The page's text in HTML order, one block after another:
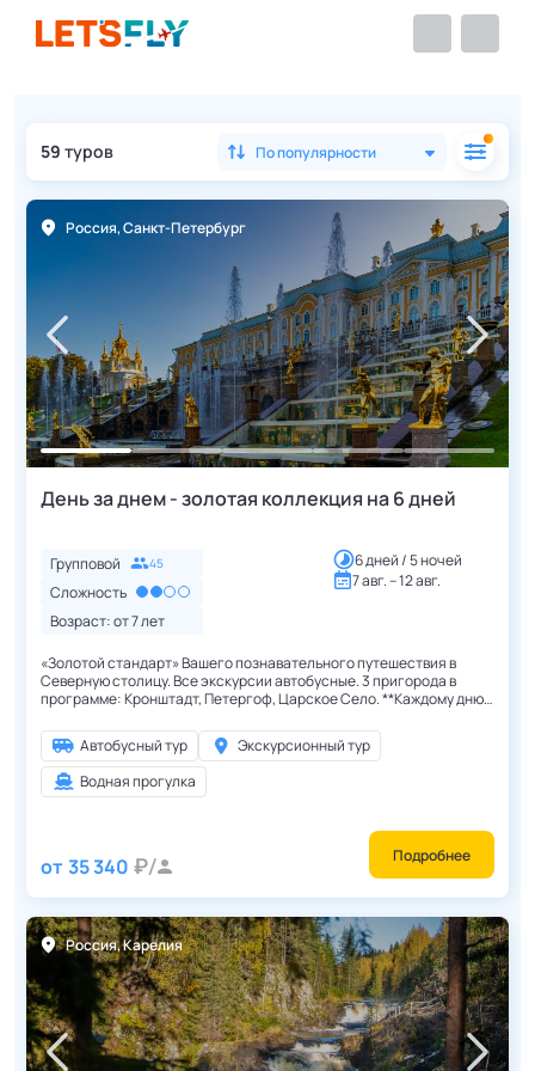
59 туров По популярности
Россия,Санкт-Петербург
День за днем - золотая коллекция на 6 дней
Групповой 45
Сложность
Возраст: от7лет
6 дней / 5 ночей
7 авг. – 12 авг.
«Золотой стандарт» Вашего познавательного путешествия в
Северную столицу. Все экскурсии автобусные. 3 пригорода в
программе: Кронштадт, Петергоф, Царское Село. **Каждому дню
Экскурсионная программа повторяется каждую неделю.**
Автобусный тур
Экскурсионный тур
Водная прогулка
от 35 340 Подробнее
Россия,Карелия